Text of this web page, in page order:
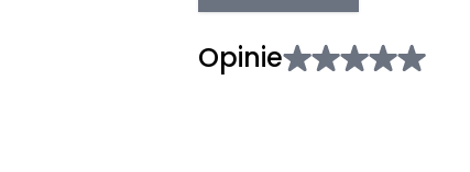
Opinie